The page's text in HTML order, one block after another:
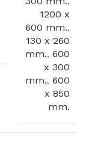
1200 x
600 mm.,
130 x 260
mm., 600
x 300
mm., 600
x 850
mm.